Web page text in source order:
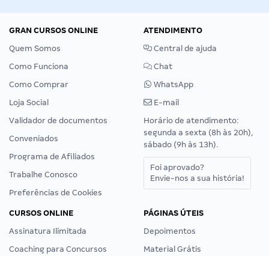
GRAN CURSOS ONLINE
Quem Somos
Como Funciona
Como Comprar
Loja Social
Validador de documentos
Conveniados
Programa de Afiliados
Trabalhe Conosco
Preferências de Cookies
ATENDIMENTO
Central de ajuda
Chat
WhatsApp
E-mail
Horário de atendimento:
segunda a sexta (8h às 20h),
sábado (9h às 13h).
Foi aprovado?
Envie-nos a sua história!
CURSOS ONLINE
Assinatura Ilimitada
Coaching para Concursos
PÁGINAS ÚTEIS
Depoimentos
Material Grátis